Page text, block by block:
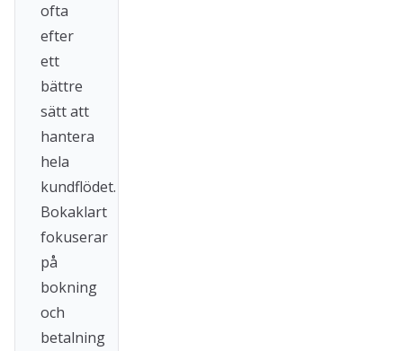
ofta
efter
ett
bättre
sätt att
hantera
hela
kundflödet.
Bokaklart
fokuserar
på
bokning
och
betalning